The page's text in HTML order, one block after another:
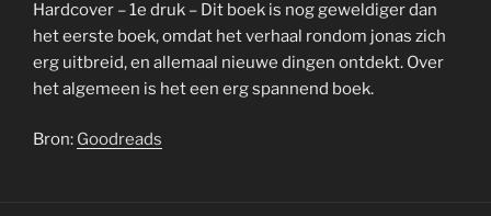
Hardcover – 1e druk – Dit boek is nog geweldiger dan
het eerste boek, omdat het verhaal rondom jonas zich
erg uitbreid, en allemaal nieuwe dingen ontdekt. Over
het algemeen is het een erg spannend boek.
Bron: Goodreads